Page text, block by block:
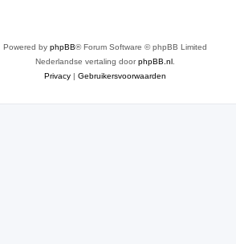
Powered by phpBB® Forum Software © phpBB Limited
Nederlandse vertaling doorphpBB.nl
Privacy | Gebruikersvoorwaarden